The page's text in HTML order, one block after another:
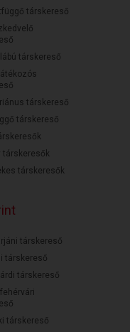
társkereső
társkereső
társkereső
társkereső
társkeresők
társkeresők
társkereső
társkereső
társkereső
társkereső